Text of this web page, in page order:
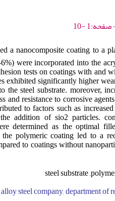
a nanocomposite coating to a
were incorporated into the
tests on coatings with and
exhibited significantly higher
the steel substrate. moreover,
and resistance to corrosive
to factors such as
addition of sio2 particles.
determined as the optimal
the polymeric coating led to a
to coatings without
steel substrate
steel company, department of